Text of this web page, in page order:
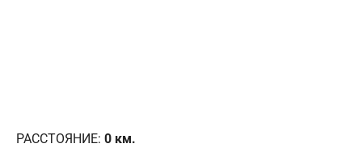
РАССТОЯНИЕ: 0 км.